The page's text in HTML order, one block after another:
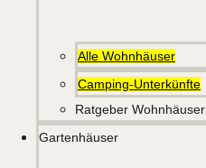
Alle Wohnhäuser
Camping-Unterkünfte
Ratgeber Wohnhäuser
Gartenhäuser